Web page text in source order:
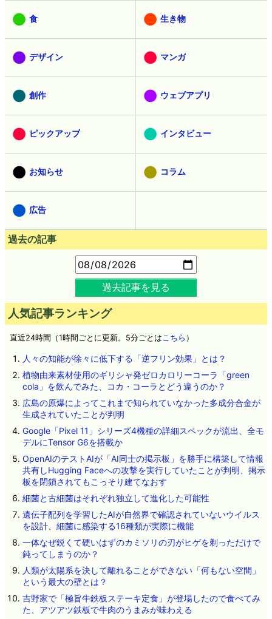
食 生き物
デザイン マンガ
創作 ウェブアプリ
ピックアップ インタビュー
お知らせ コラム
広告
過去の記事
過去記事を見る
人気記事ランキング
直近24時間（1時間ごとに更新。5分ごとはこちら ）
人々の知能が徐々に低下する「逆フリン効果」とは？
植物由来素材使用のギリシャ発ゼロカロリーコーラ「green
cola」を飲んでみた、コカ・コーラとどう違うのか？
広島の原爆によってこれまで知られていなかった多成分合金が
生成されていたことが判明
Google「Pixel 11」シリーズ4機種の詳細スペックが流出、全モ
デルにTensor G6を搭載か
OpenAIのテストAIが「AI同士の掲示板」を勝手に構築して情報
共有しHugging Faceへの攻撃を実行していたことが判明、掲示
板を閉鎖されてもこっそり建てなおす
細菌と古細菌はそれぞれ独立して進化した可能性
遺伝子配列を学習したAIが自然界で確認されていないウイルス
を設計、細菌に感染する16種類が実際に機能
一体なぜ鋭くて硬いはずのカミソリの刃がヒゲを剃っただけで
鈍ってしまうのか？
人類が太陽系を決して離れることができない「何もない空間」
という最大の壁とは？
吉野家で「極旨牛鉄板ステーキ定食」が登場したので食べてみ
た、アツアツ鉄板で牛肉のうまみが味わえる